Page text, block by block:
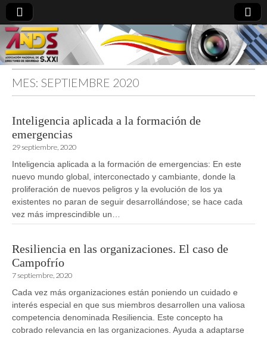
MES: SEPTIEMBRE 2020
Inteligencia aplicada a la formación de
emergencias
29 septiembre, 2020
Inteligencia aplicada a la formación de emergencias: En este
nuevo mundo global, interconectado y cambiante, donde la
proliferación de nuevos peligros y la evolución de los ya
existentes no paran de seguir desarrollándose; se hace cada
vez más imprescindible un…
Resiliencia en las organizaciones. El caso de
Campofrío
7 septiembre, 2020
Cada vez más organizaciones están poniendo un cuidado e
interés especial en que sus miembros desarrollen una valiosa
competencia denominada Resiliencia. Este concepto ha
cobrado relevancia en las organizaciones. Ayuda a adaptarse